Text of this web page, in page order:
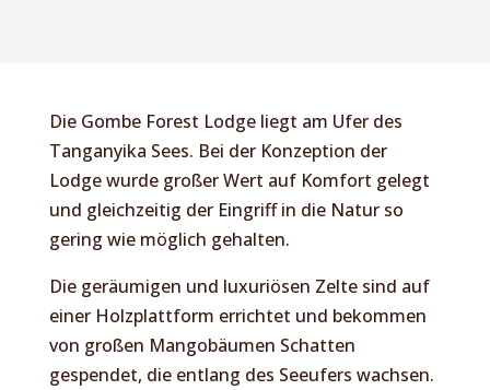
Die Gombe Forest Lodge liegt am Ufer des
Tanganyika Sees. Bei der Konzeption der
Lodge wurde großer Wert auf Komfort gelegt
und gleichzeitig der Eingriff in die Natur so
gering wie möglich gehalten.
Die geräumigen und luxuriösen Zelte sind auf
einer Holzplattform errichtet und bekommen
von großen Mangobäumen Schatten
gespendet, die entlang des Seeufers wachsen.